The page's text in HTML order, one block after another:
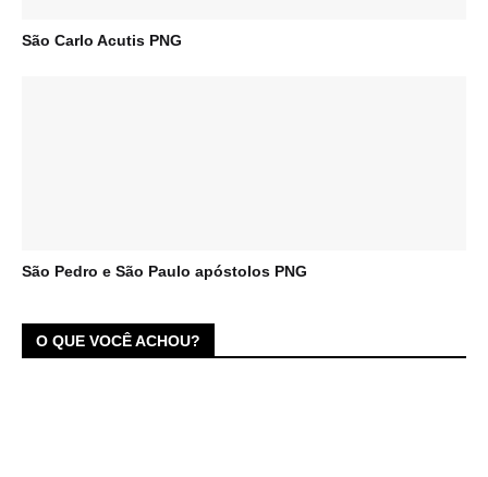
São Carlo Acutis PNG
São Pedro e São Paulo apóstolos PNG
O QUE VOCÊ ACHOU?